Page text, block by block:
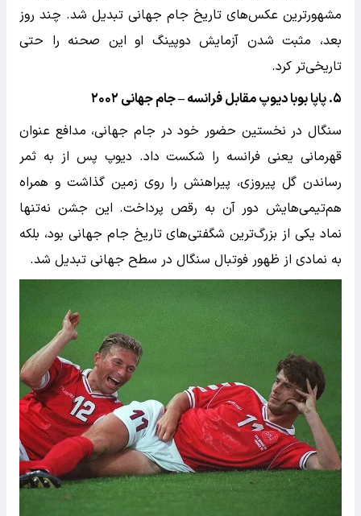
مشهورترین عکس‌های تاریخ جام جهانی تبدیل شد. چند روز
بعد، مثبت شدن آزمایش دوپینگ او این صحنه را حتی
تاریخی‌تر کرد.
۵. پاپا بوبا دیوپ مقابل فرانسه – جام جهانی ۲۰۰۲
سنگال در نخستین حضور خود در جام جهانی، مدافع عنوان
قهرمانی یعنی فرانسه را شکست داد. دیوپ پس از به ثمر
رساندن گل پیروزی، پیراهنش را روی زمین گذاشت و همراه
هم‌تیمی‌هایش دور آن به رقص پرداخت. این جشن نه‌تنها
نماد یکی از بزرگ‌ترین شگفتی‌های تاریخ جام جهانی بود، بلکه
به نمادی از ظهور فوتبال سنگال در سطح جهانی تبدیل شد.